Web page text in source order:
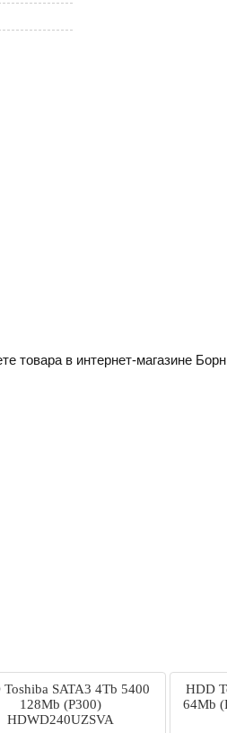
товара в интернет-магазине
SATA3 4Tb 5400
128Mb (P300)
HDWD240UZSVA
HDD
64Mb